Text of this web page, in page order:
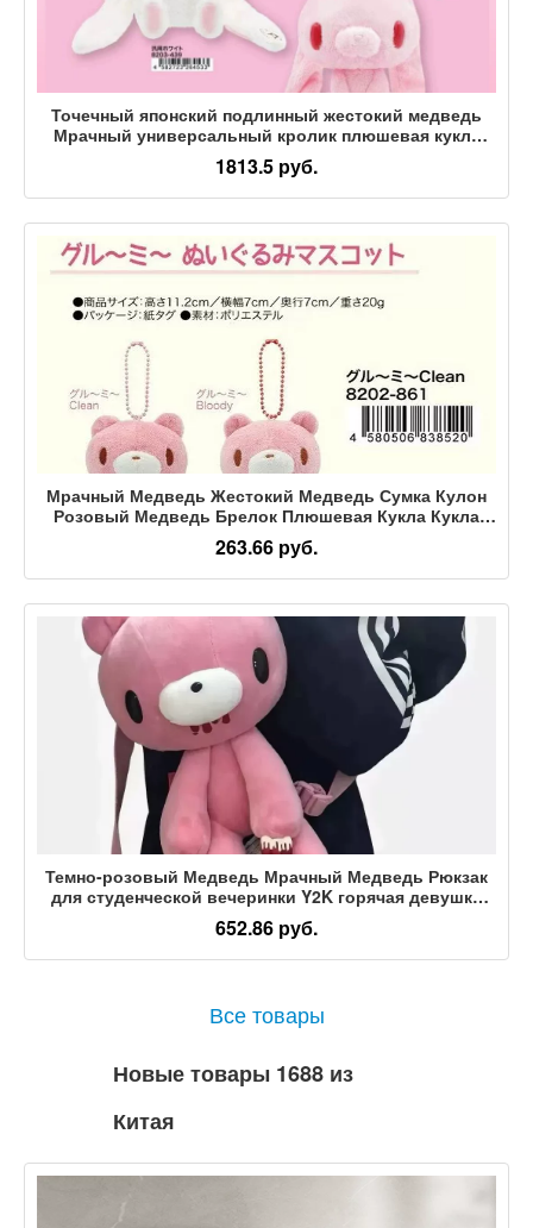
Точечный японский подлинный жестокий медведь
Мрачный универсальный кролик плюшевая кукла
розово-белая
1813.5 руб.
Мрачный Медведь Жестокий Медведь Сумка Кулон
Розовый Медведь Брелок Плюшевая Кукла Кукла
Кулон Тряпичная Кукла Подарок
263.66 руб.
Темно-розовый Медведь Мрачный Медведь Рюкзак
для студенческой вечеринки Y2K горячая девушка
Плюшевый кукольный рюкзак Индивидуальная
кукольная сумка
652.86 руб.
Все товары
Новые товары 1688 из
Китая